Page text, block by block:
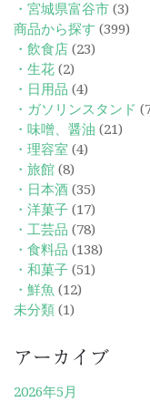
・宮城県富谷市 (3)
商品から探す (399)
・飲食店 (23)
・生花 (2)
・日用品 (4)
・ガソリンスタンド
・味噌、醤油 (21)
・理容室 (4)
・旅館 (8)
・日本酒 (35)
・洋菓子 (17)
・工芸品 (78)
・食料品 (138)
・和菓子 (51)
・鮮魚 (12)
未分類 (1)
アーカイブ
2026年5月